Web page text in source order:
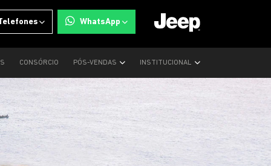
WhatsApp
CONSÓRCIO PÓS-VENDAS INSTITUCIONAL